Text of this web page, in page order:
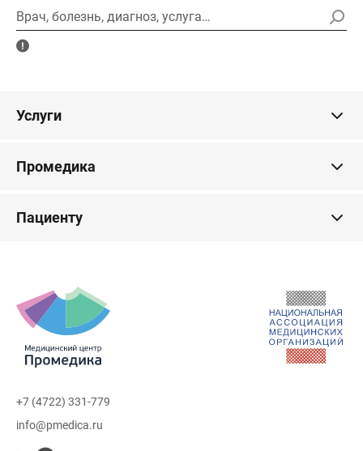
Врач, болезнь, диагноз, услуга…
Услуги
Промедика
Пациенту
+7 (4722) 331-779
info@pmedica.ru